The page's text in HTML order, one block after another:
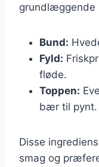
grundlæggende
Bund:
Fyld:
fløde.
Toppen:
bær til pynt.
Disse
smag og